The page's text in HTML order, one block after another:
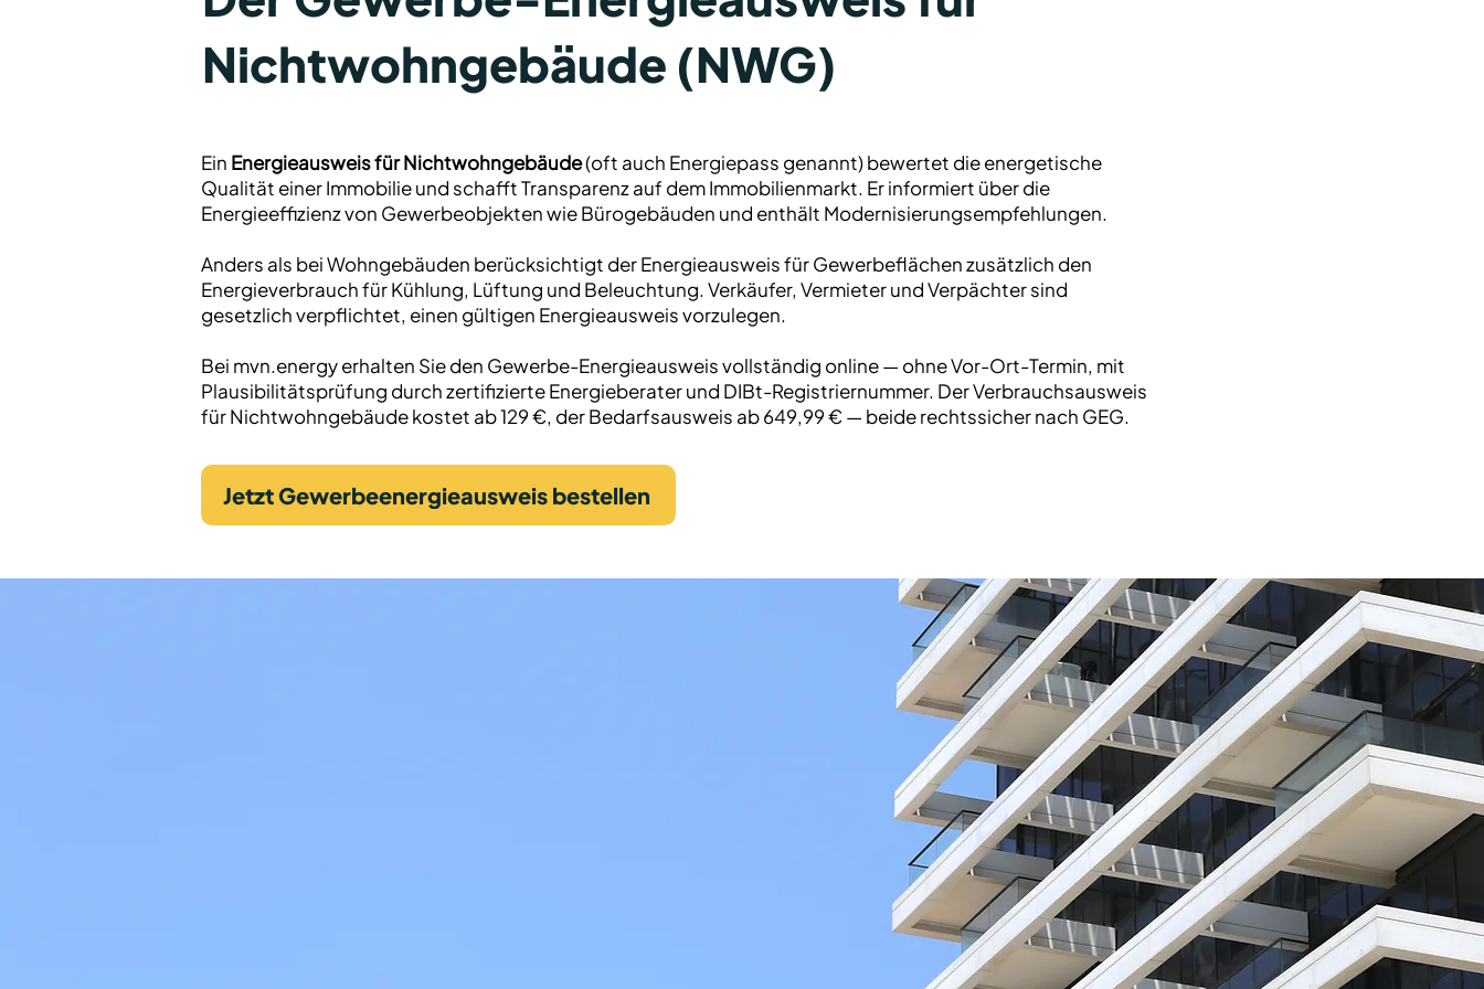
Nichtwohngebäude (NWG)
Ein Energieausweis für Nichtwohngebäude(oft auch Energiepass genannt) bewertet die energetische
Qualität einer Immobilie und schafft Transparenz auf dem Immobilienmarkt. Er informiert über die
Energieeffizienz von Gewerbeobjekten wie Bürogebäuden und enthält Modernisierungsempfehlungen.
Anders als bei Wohngebäuden berücksichtigt der Energieausweis für Gewerbeflächen zusätzlich den
Energieverbrauch für Kühlung, Lüftung und Beleuchtung. Verkäufer, Vermieter und Verpächter sind
gesetzlich verpflichtet, einen gültigen Energieausweis vorzulegen.
Bei mvn.energy erhalten Sie den Gewerbe-Energieausweis vollständig online — ohne Vor-Ort-Termin, mit
Plausibilitätsprüfung durch zertifizierte Energieberater und DIBt-Registriernummer. Der Verbrauchsausweis
für Nichtwohngebäude kostet ab 129 €, der Bedarfsausweis ab 649,99 € — beide rechtssicher nach GEG.
Jetzt Gewerbeenergieausweis bestellen